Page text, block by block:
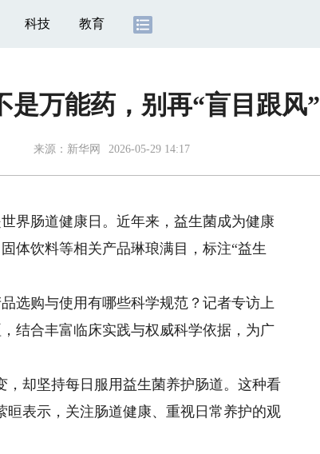
科技 教育
是万能药，别再“盲目跟风”
来源： 新华网 2026-05-29 14:17
肠道健康日。近年来，益生菌成为健康
体饮料等相关产品琳琅满目，标注“益生
购与使用有哪些科学规范？记者专访上
结合丰富临床实践与权威科学依据，为广
却坚持每日服用益生菌养护肠道。这种看
表示，关注肠道健康、重视日常养护的观